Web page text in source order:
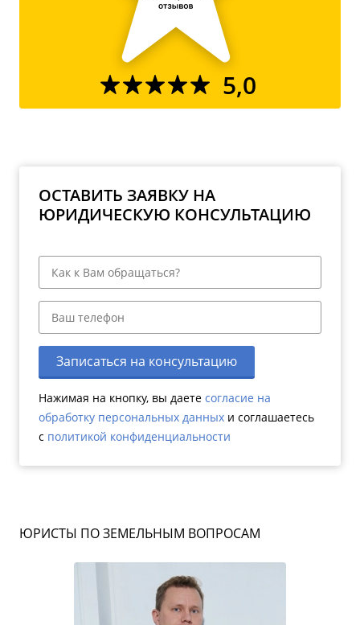
5,0
ОСТАВИТЬ ЗАЯВКУ НА
ЮРИДИЧЕСКУЮ КОНСУЛЬТАЦИЮ
Записаться на консультацию
Нажимая на кнопку, вы даете согласие на
обработку персональных данных и соглашаетесь
c политикой конфиденциальности
ЮРИСТЫ ПО ЗЕМЕЛЬНЫМ ВОПРОСАМ